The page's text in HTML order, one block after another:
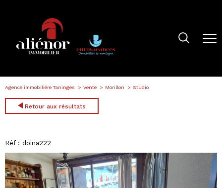
Agence immobiliére Taninges Vente Morillon Studio
Retour aux résultats
Réf : doina222